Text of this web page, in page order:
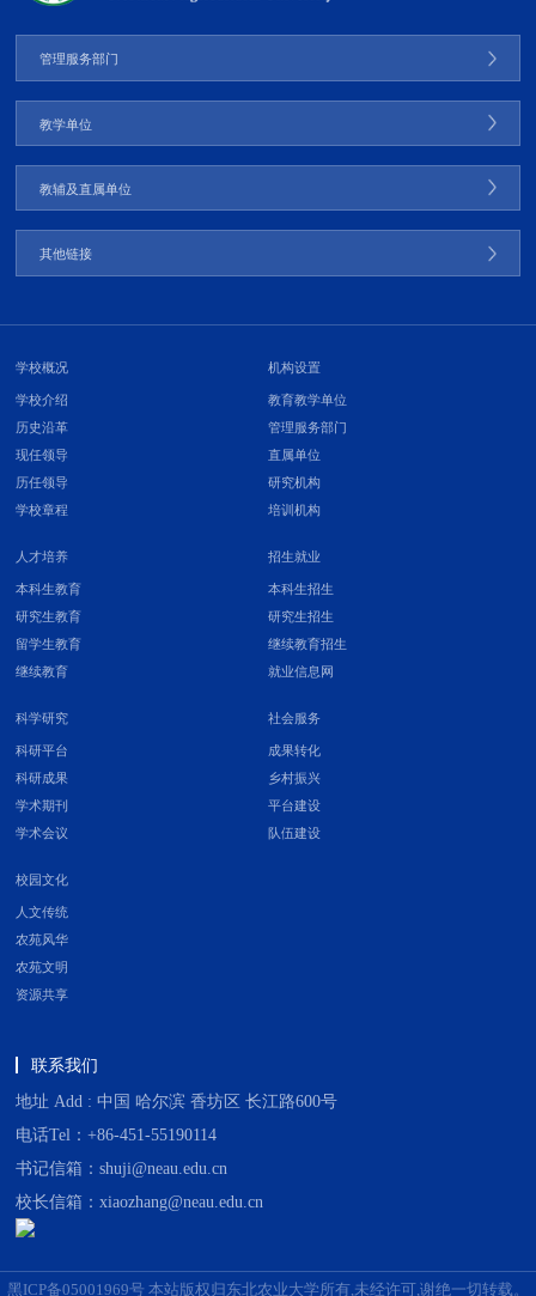
管理服务部门
教学单位
教辅及直属单位
其他链接
学校概况
学校介绍
历史沿革
现任领导
历任领导
学校章程
机构设置
教育教学单位
管理服务部门
直属单位
研究机构
培训机构
人才培养
本科生教育
研究生教育
留学生教育
继续教育
招生就业
本科生招生
研究生招生
继续教育招生
就业信息网
科学研究
科研平台
科研成果
学术期刊
学术会议
社会服务
成果转化
乡村振兴
平台建设
队伍建设
校园文化
人文传统
农苑风华
农苑文明
资源共享
联系我们
地址 Add : 中国 哈尔滨 香坊区 长江路600号
电话Tel：+86-451-55190114
书记信箱：shuji@neau.edu.cn
校长信箱：xiaozhang@neau.edu.cn
黑ICP备05001969号 本站版权归东北农业大学所有,未经许可,谢绝一切转载。